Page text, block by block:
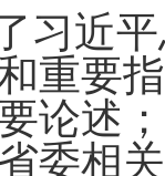
习近
重要
论述
委相